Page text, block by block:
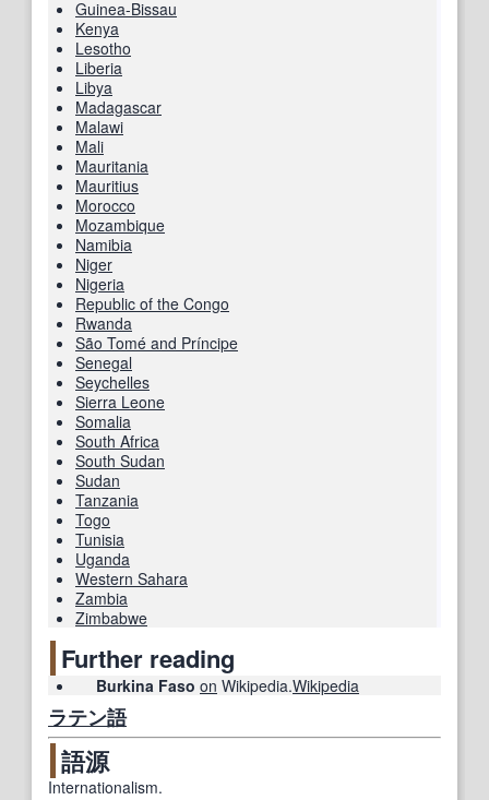
Guinea-Bissau
Kenya
Lesotho
Liberia
Libya
Madagascar
Malawi
Mali
Mauritania
Mauritius
Morocco
Mozambique
Namibia
Niger
Nigeria
Republic of the Congo
Rwanda
São Tomé and Príncipe
Senegal
Seychelles
Sierra Leone
Somalia
South Africa
South Sudan
Sudan
Tanzania
Togo
Tunisia
Uganda
Western Sahara
Zambia
Zimbabwe
Further reading
Burkina Faso on Wikipedia.Wikipedia
ラテン語
語源
Internationalism.